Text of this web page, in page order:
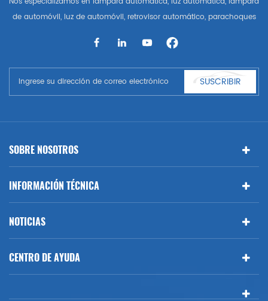
de automóvil, luz de automóvil, retrovisor automático, parachoques
automático, parte del cuerpo automática, etc. y accesorios de
Benz, BMW
SUSCRIBIR
SOBRE NOSOTROS
INFORMACIÓN TÉCNICA
NOTICIAS
CENTRO DE AYUDA